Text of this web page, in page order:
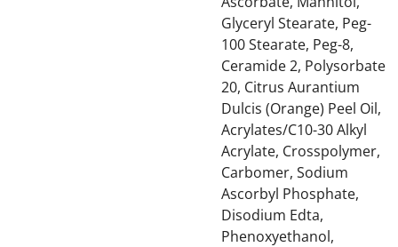
Glyceryl Stearate, Peg-
100 Stearate, Peg-8,
Ceramide 2, Polysorbate
20, Citrus Aurantium
Dulcis (Orange) Peel Oil,
Acrylates/C10-30 Alkyl
Acrylate, Crosspolymer,
Carbomer, Sodium
Ascorbyl Phosphate,
Disodium Edta,
Phenoxyethanol,